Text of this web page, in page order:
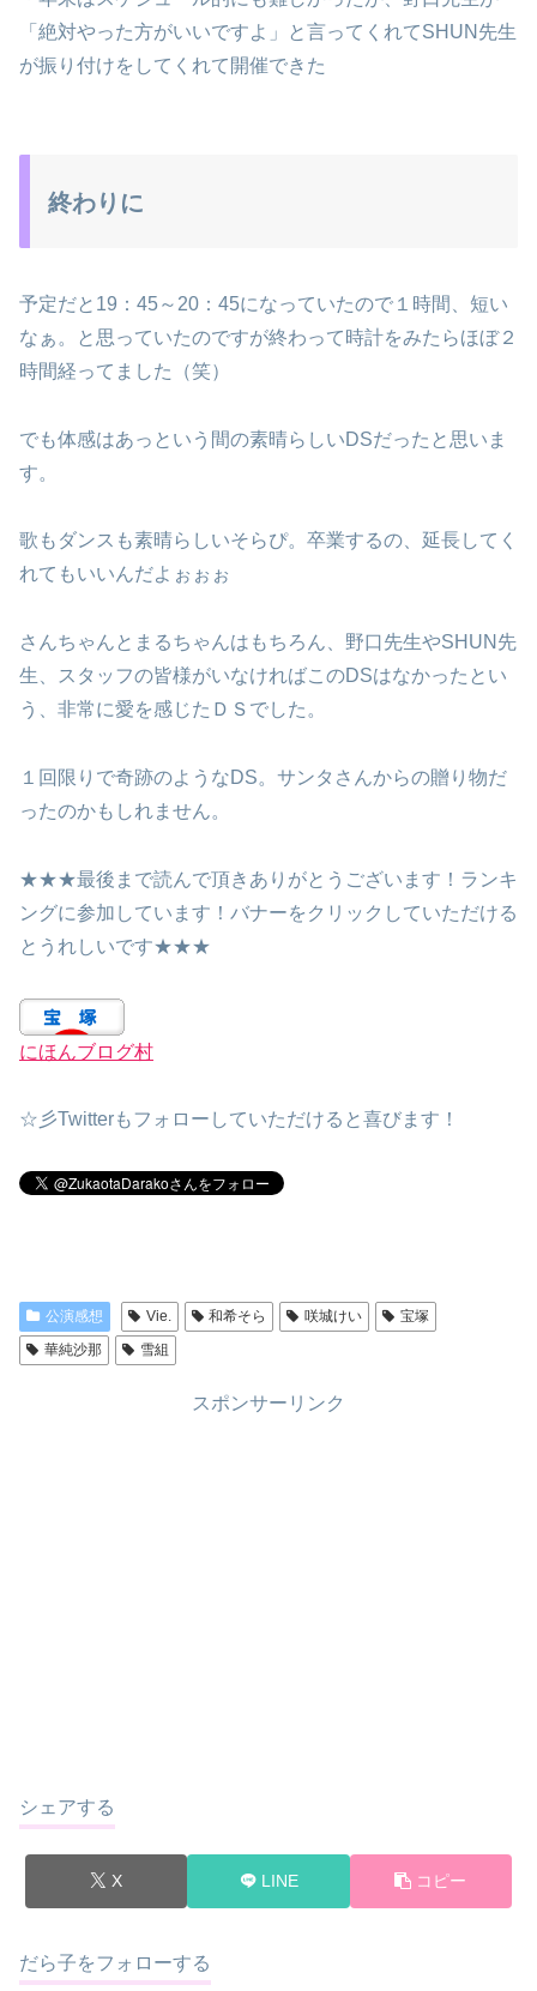
「絶対やった方がいいですよ」と言ってくれてSHUN先生
が振り付けをしてくれて開催できた
終わりに
予定だと19：45～20：45になっていたので１時間、短い
なぁ。と思っていたのですが終わって時計をみたらほぼ２
時間経ってました（笑）
でも体感はあっという間の素晴らしいDSだったと思いま
す。
歌もダンスも素晴らしいそらぴ。卒業するの、延長してく
れてもいいんだよぉぉぉ
さんちゃんとまるちゃんはもちろん、野口先生やSHUN先
生、スタッフの皆様がいなければこのDSはなかったとい
う、非常に愛を感じたＤＳでした。
１回限りで奇跡のようなDS。サンタさんからの贈り物だ
ったのかもしれません。
★★★最後まで読んで頂きありがとうございます！ランキ
ングに参加しています！バナーをクリックしていただける
とうれしいです★★★
にほんブログ村
☆彡Twitterもフォローしていただけると喜びます！
公演感想 Vie. 和希そら 咲城けい
宝塚
華純沙那
雪組
スポンサーリンク
シェアする
X LINE コピー
だら子をフォローする